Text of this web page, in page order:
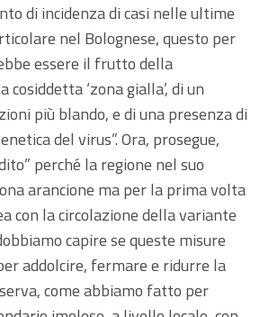
di incidenza di casi nelle ultime
nel Bolognese, questo per
essere il frutto della
cosiddetta ‘zona gialla’, di un
più blando, e di una presenza di
del virus”. Ora, prosegue,
perché la regione nel suo
arancione ma per la prima volta
con la circolazione della variante
capire se queste misure
addolcire, fermare e ridurre la
come abbiamo fatto per